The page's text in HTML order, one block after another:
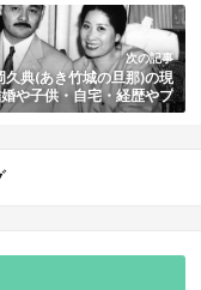
次の記事
久典(あき竹城の旦那)の現
や子供・自宅・経歴やプ
ロフィールまとめ